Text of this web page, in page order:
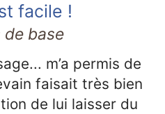
facile !
de base
m’a permis de
faisait très bien
de lui laisser du